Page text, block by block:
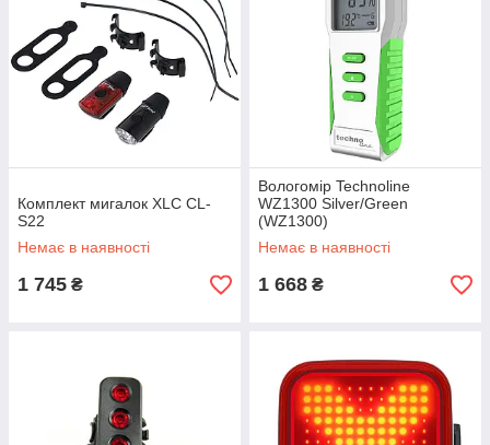
Комплект мигалок XLC CL-
S22
Немає в наявності
1 745 ₴
Вологомір Technoline
WZ1300 Silver/Green
(WZ1300)
Немає в наявності
1 668 ₴